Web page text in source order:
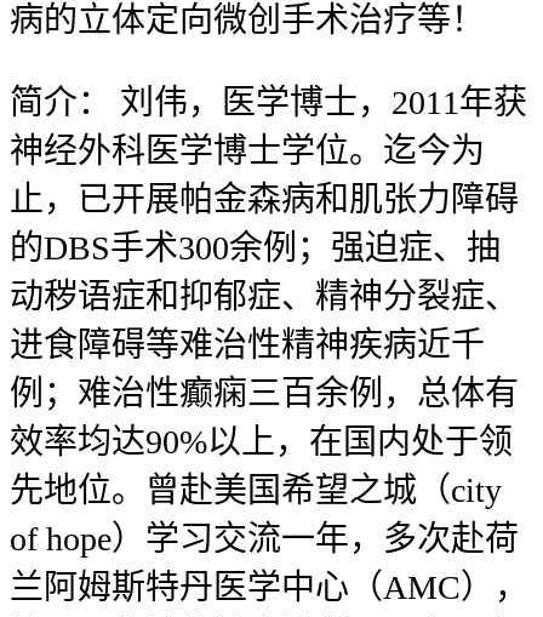
病的立体定向微创手术治疗等！
简介：
刘伟，医学博士，2011年获
神经外科医学博士学位。迄今为
止，已开展帕金森病和肌张力障碍
的DBS手术300余例；强迫症、抽
动秽语症和抑郁症、精神分裂症、
进食障碍等难治性精神疾病近千
例；难治性癫痫三百余例，总体有
效率均达90%以上，在国内处于领
先地位。曾赴美国希望之城（city
of hope）学习交流一年，多次赴荷
兰阿姆斯特丹医学中心（AMC），